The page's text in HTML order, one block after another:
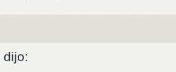
dijo: